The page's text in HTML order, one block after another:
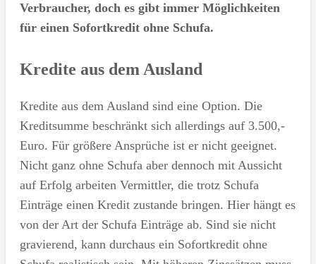
Verbraucher, doch es gibt immer Möglichkeiten
für einen Sofortkredit ohne Schufa.
Kredite aus dem Ausland
Kredite aus dem Ausland sind eine Option. Die
Kreditsumme beschränkt sich allerdings auf 3.500,-
Euro. Für größere Ansprüche ist er nicht geeignet.
Nicht ganz ohne Schufa aber dennoch mit Aussicht
auf Erfolg arbeiten Vermittler, die trotz Schufa
Einträge einen Kredit zustande bringen. Hier hängt es
von der Art der Schufa Einträge ab. Sind sie nicht
gravierend, kann durchaus ein Sofortkredit ohne